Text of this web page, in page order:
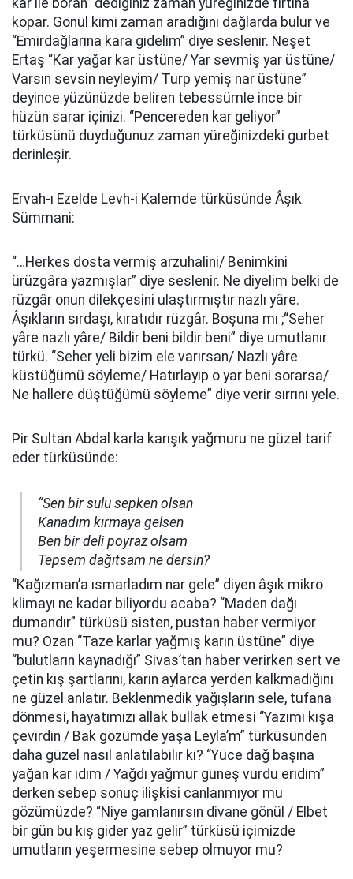
kopar. Gönül kimi zaman aradığını dağlarda bulur ve
“Emirdağlarına kara gidelim” diye seslenir. Neşet
Ertaş “Kar yağar kar üstüne/ Yar sevmiş yar üstüne/
Varsın sevsin neyleyim/ Turp yemiş nar üstüne”
deyince yüzünüzde beliren tebessümle ince bir
hüzün sarar içinizi. “Pencereden kar geliyor”
türküsünü duyduğunuz zaman yüreğinizdeki gurbet
derinleşir.
Ervah-ı Ezelde Levh-i Kalemde türküsünde Âşık
Sümmani:
“…Herkes dosta vermiş arzuhalini/ Benimkini
ürüzgâra yazmışlar” diye seslenir. Ne diyelim belki de
rüzgâr onun dilekçesini ulaştırmıştır nazlı yâre.
Âşıkların sırdaşı, kıratıdır rüzgâr. Boşuna mı ;“Seher
yâre nazlı yâre/ Bildir beni bildir beni” diye umutlanır
türkü. “Seher yeli bizim ele varırsan/ Nazlı yâre
küstüğümü söyleme/ Hatırlayıp o yar beni sorarsa/
Ne hallere düştüğümü söyleme” diye verir sırrını yele.
Pir Sultan Abdal karla karışık yağmuru ne güzel tarif
eder türküsünde:
“Sen bir sulu sepken olsan
Kanadım kırmaya gelsen
Ben bir deli poyraz olsam
Tepsem dağıtsam ne dersin?
“Kağızman’a ısmarladım nar gele” diyen âşık mikro
klimayı ne kadar biliyordu acaba? “Maden dağı
dumandır” türküsü sisten, pustan haber vermiyor
mu? Ozan “Taze karlar yağmış karın üstüne” diye
“bulutların kaynadığı” Sivas’tan haber verirken sert ve
çetin kış şartlarını, karın aylarca yerden kalkmadığını
ne güzel anlatır. Beklenmedik yağışların sele, tufana
dönmesi, hayatımızı allak bullak etmesi “Yazımı kışa
çevirdin / Bak gözümde yaşa Leyla’m” türküsünden
daha güzel nasıl anlatılabilir ki? “Yüce dağ başına
yağan kar idim / Yağdı yağmur güneş vurdu eridim”
derken sebep sonuç ilişkisi canlanmıyor mu
gözümüzde? “Niye gamlanırsın divane gönül / Elbet
bir gün bu kış gider yaz gelir” türküsü içimizde
umutların yeşermesine sebep olmuyor mu?